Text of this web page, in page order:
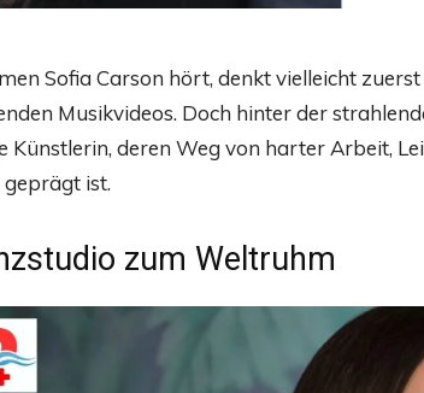
Sofia Carson hört, denkt vielleicht
Musikvideos. Doch hinter der
Künstlerin, deren Weg von harter Arbeit,
ist.
zum Weltruhm